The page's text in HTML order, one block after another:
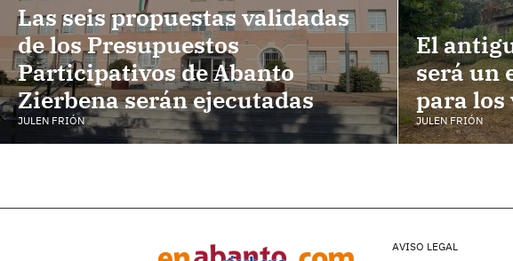
Las seis propuestas validadas
de los Presupuestos
Participativos de Abanto
Zierbena serán ejecutadas
JULEN FRIÓN
El
será un
para los
JULEN FRIÓN
AVISO LEGAL